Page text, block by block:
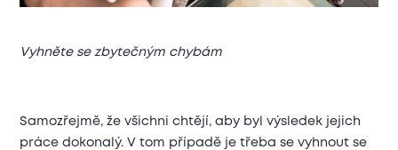
Vyhněte se zbytečným chybám
Samozřejmě, že všichni chtějí, aby byl výsledek jejich
práce dokonalý. V tom případě je třeba se vyhnout se